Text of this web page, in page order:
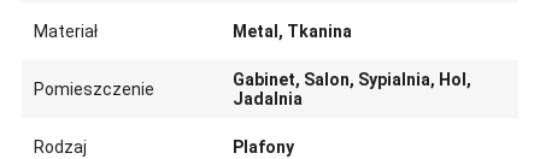
Materiał Metal, Tkanina
Pomieszczenie
Gabinet, Salon, Sypialnia, Hol,
Jadalnia
Rodzaj Plafony